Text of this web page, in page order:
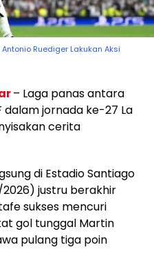
Ruediger Lakukan Aksi
– Laga panas antara
dalam jornada ke-27 La
cerita
di Estadio Santiago
justru berakhir
sukses mencuri
gol tunggal Martin
pulang tiga poin